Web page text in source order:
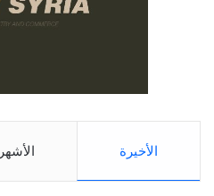
الأخيرة الأشهر